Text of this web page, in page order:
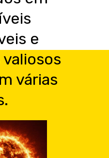
e
várias